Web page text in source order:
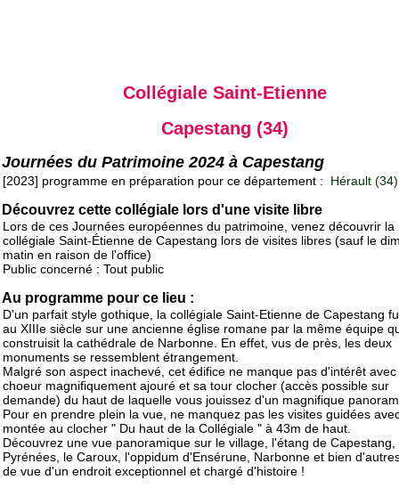
Collégiale Saint-Etienne
Capestang (34)
Journées du Patrimoine 2024 à Capestang
[2023] programme en préparation pour ce département : Hérault (34)
Découvrez cette collégiale lors d'une visite libre
Lors de ces Journées européennes du patrimoine, venez découvrir la
collégiale Saint-Étienne de Capestang lors de visites libres (sauf le
matin en raison de l'office)
Public concerné : Tout public
Au programme pour ce lieu :
D'un parfait style gothique, la collégiale Saint-Etienne de Capestang
au XIIIe siècle sur une ancienne église romane par la même équipe
construisit la cathédrale de Narbonne. En effet, vus de près, les deux
monuments se ressemblent étrangement.
Malgré son aspect inachevé, cet édifice ne manque pas d'intérêt avec
choeur magnifiquement ajouré et sa tour clocher (accès possible sur
demande) du haut de laquelle vous jouissez d'un magnifique
Pour en prendre plein la vue, ne manquez pas les visites guidées
montée au clocher " Du haut de la Collégiale " à 43m de haut.
Découvrez une vue panoramique sur le village, l'étang de Capestang,
Pyrénées, le Caroux, l'oppidum d'Ensérune, Narbonne et bien
de vue d'un endroit exceptionnel et chargé d'histoire !